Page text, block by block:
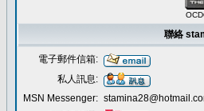
聯絡
電子郵件信箱:
私人訊息:
MSN Messenger: